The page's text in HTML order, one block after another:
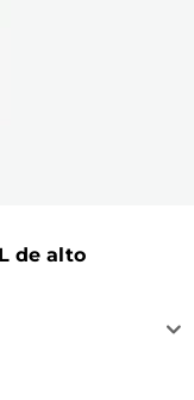
de alto